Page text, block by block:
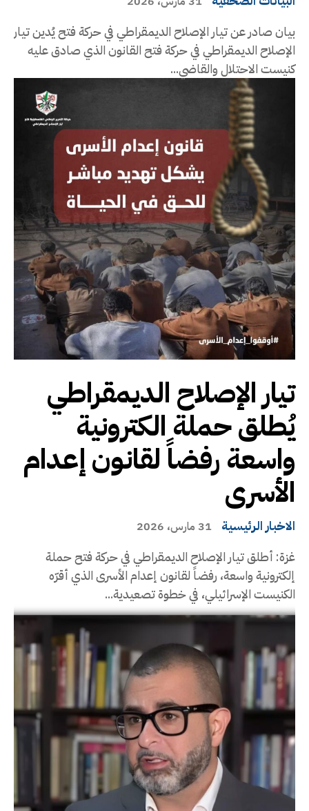
بيان صادر عن تيار الإصلاح الديمقراطي في حركة فتح يُدين تيار
الإصلاح الديمقراطي في حركة فتح القانون الذي صادق عليه
كنيست الاحتلال والقاضي...
تيار الإصلاح الديمقراطي
يُطلق حملة الكترونية
واسعة رفضاً لقانون إعدام
الأسرى
الاخبار الرئيسية 31 مارس، 2026
غزة: أطلق تيار الإصلاح الديمقراطي في حركة فتح حملة
إلكترونية واسعة، رفضاً لقانون إعدام الأسرى الذي أقرّه
الكنيست الإسرائيلي، في خطوة تصعيدية...